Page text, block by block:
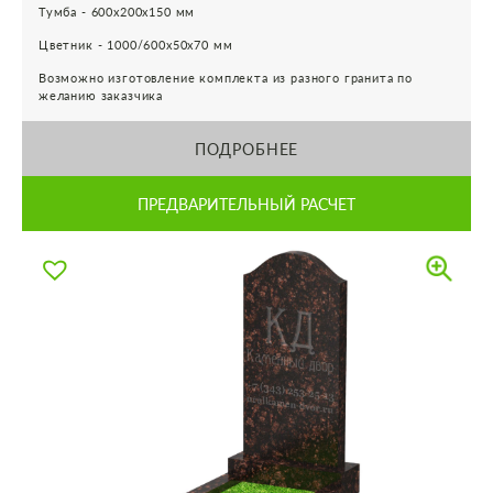
Тумба - 600х200х150 мм
Цветник - 1000/600х50х70 мм
Возможно изготовление комплекта из разного гранита по
желанию заказчика
ПОДРОБНЕЕ
ПРЕДВАРИТЕЛЬНЫЙ РАСЧЕТ